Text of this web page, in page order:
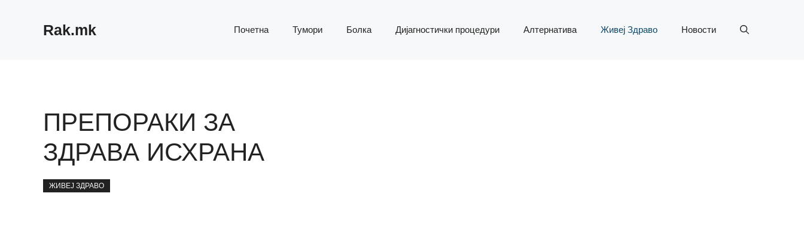
Rak.mk Почетна Тумори Болка Дијагностички процедури Алтернатива Живеј Здраво Новости
ПРЕПОРАКИ ЗА
ЗДРАВА ИСХРАНА
ЖИВЕЈ ЗДРАВО